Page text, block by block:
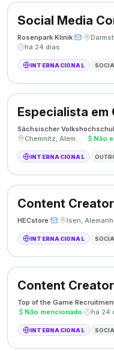
Social Media
Rosenpark Klinik· ·
há 24 dias
INTERNACIONAL
Sächsischer
Chemnitz, Alemanha · Não
INTERNACIONAL
HECstore· · Isen,
INTERNACIONAL
Content Creator
Top of the Game
Não mencionado· há 24
INTERNACIONAL